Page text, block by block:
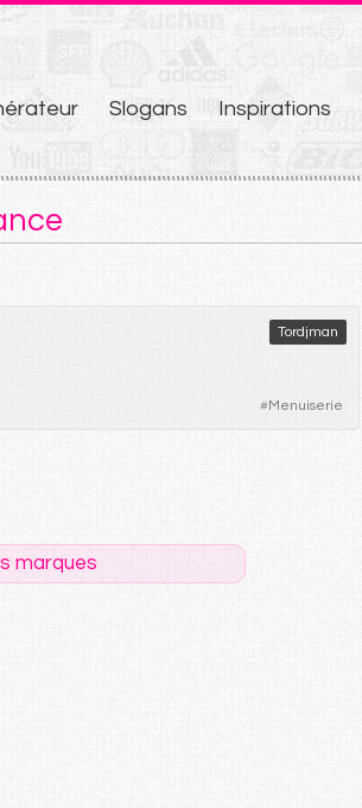
Slogans Inspirations
Tordjman
#Menuiserie
marques